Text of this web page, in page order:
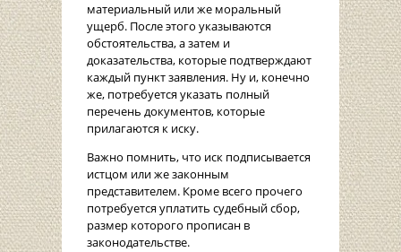
материальный или же моральный
ущерб. После этого указываются
обстоятельства, а затем и
доказательства, которые подтверждают
каждый пункт заявления. Ну и, конечно
же, потребуется указать полный
перечень документов, которые
прилагаются к иску.
Важно помнить, что иск подписывается
истцом или же законным
представителем. Кроме всего прочего
потребуется уплатить судебный сбор,
размер которого прописан в
законодательстве.